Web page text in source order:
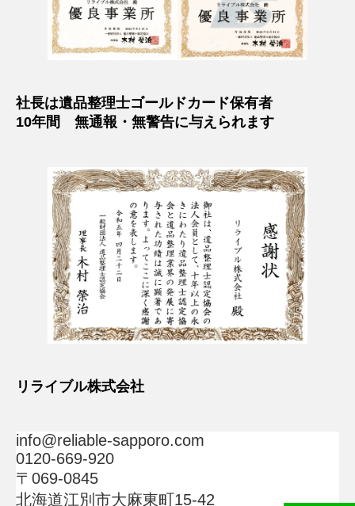
社長は遺品整理士ゴールドカード保有者
10年間 無通報・無警告に与えられます
リライブル株式会社
info@reliable-sapporo.com
0120-669-920
〒069-0845
北海道江別市大麻東町15-42